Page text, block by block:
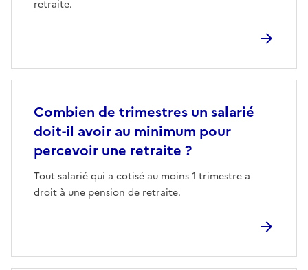
retraite.
Combien de trimestres un salarié
doit-il avoir au minimum pour
percevoir une retraite ?
Tout salarié qui a cotisé au moins 1 trimestre a
droit à une pension de retraite.